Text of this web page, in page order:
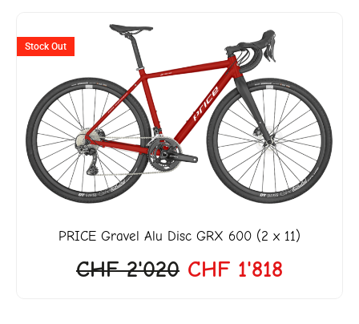
Stock Out
PRICE Gravel Alu Disc GRX 600 (2 x 11)
CHF2'020
Ursprünglicher
Preis
war:
CHF 2'020
CHF 1'818
ist:
CHF